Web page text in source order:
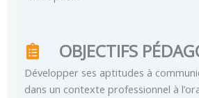
OBJECTIFS
Développer ses aptitudes à
dans un contexte professionnel à